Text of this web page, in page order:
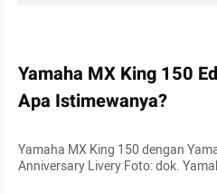
Yamaha MX King 150
Apa Istimewanya?
Yamaha MX King 150 dengan
Anniversary Livery Foto: dok.